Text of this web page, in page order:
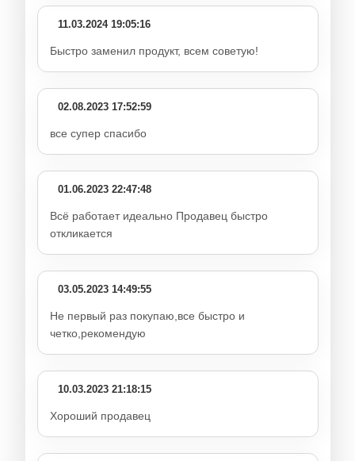
11.03.2024 19:05:16
Быстро заменил продукт, всем советую!
02.08.2023 17:52:59
все супер спасибо
01.06.2023 22:47:48
Всё работает идеально Продавец быстро
откликается
03.05.2023 14:49:55
Не первый раз покупаю,все быстро и
четко,рекомендую
10.03.2023 21:18:15
Хороший продавец